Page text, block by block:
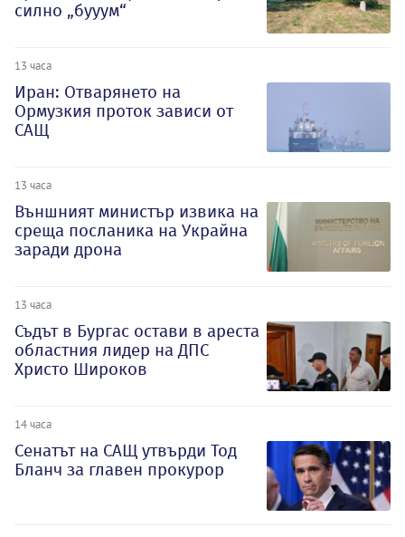
силно „бууум“
13 часа
Иран: Отварянето на
Ормузкия проток зависи от
САЩ
13 часа
Външният министър извика на
среща посланика на Украйна
заради дрона
13 часа
Съдът в Бургас остави в ареста
областния лидер на ДПС
Христо Широков
14 часа
Сенатът на САЩ утвърди Тод
Бланч за главен прокурор